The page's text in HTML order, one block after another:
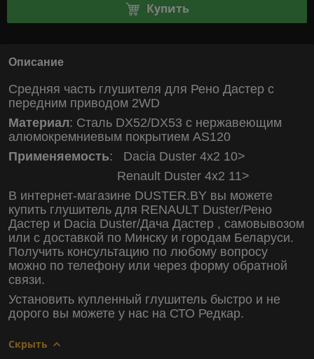
Купить
Описание
Средняя часть глушителя для Рено Дастер с
передним приводом 2WD
Материал: Сталь DX52/DX53 с нержавеющим
алюмокремниевым покрытием AS120
Применяемость: Dacia Duster 4х2 10>
Renault Duster 4х2 11>
В интернет-магазине DUSTER.BY вы можете
купить глушитель для RENAULT Duster/Рено
Дастер и Dacia Duster/Дача Дастер , самовывозом
или с доставкой по Минску и городам Беларуси.
Получить консультацию по любому вопросу
можно по телефону или через форму обратной
связи.
Установить купленный глушитель быстро и не
дорого вы можете у нас на СТО Редкар.
Скрыть